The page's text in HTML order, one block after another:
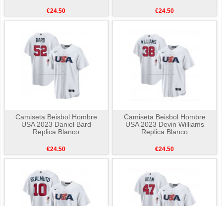
€24.50 €24.50
Camiseta Beisbol Hombre
USA 2023 Daniel Bard
Replica Blanco
€24.50
Camiseta Beisbol Hombre
USA 2023 Devin Williams
Replica Blanco
€24.50